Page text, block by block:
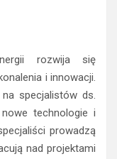
rozwija się
i innowacji.
specjalistów ds.
technologie i
prowadzą
nad projektami